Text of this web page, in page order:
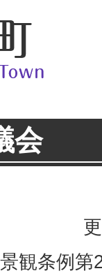
会
観条例